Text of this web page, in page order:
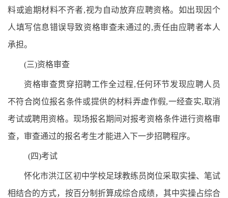
料或逾期材料不齐者,视为自动放弃应聘资格。如出现因个
人填写信息错误导致资格审查未通过的,责任由应聘者本人
承担。
(三)资格审查
资格审查贯穿招聘工作全过程,任何环节发现应聘人员
不符合岗位报名条件或提供的材料弄虚作假,一经查实,取消
考试或聘用资格。现场报名期间对报考资格条件进行资格审
查，审查通过的报名考生才能进入下一步招聘程序。
(四)考试
怀化市洪江区初中学校足球教练员岗位采取实操、笔试
相结合的方式，按百分制折算成综合成绩，其中实操占综合